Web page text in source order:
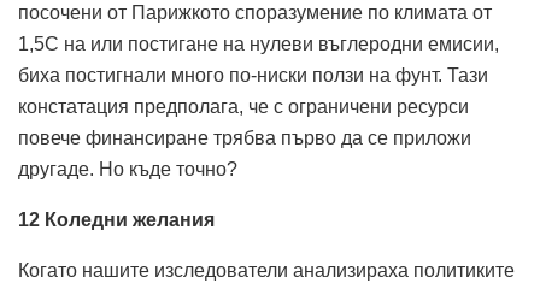
посочени от Парижкото споразумение по климата от
1,5C на или постигане на нулеви въглеродни емисии,
биха постигнали много по-ниски ползи на фунт. Тази
констатация предполага, че с ограничени ресурси
повече финансиране трябва първо да се приложи
другаде. Но къде точно?
12 Коледни желания
Когато нашите изследователи анализираха политиките